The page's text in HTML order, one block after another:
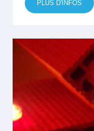
PLUS D'INFOS